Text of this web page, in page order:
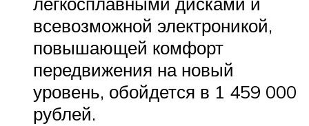
всевозможной электроникой,
повышающей комфорт
передвижения на новый
уровень, обойдется в 1 459 000
рублей.